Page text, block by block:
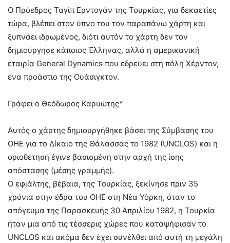
Ο Πρόεδρος Ταγίπ Ερντογάν της Τουρκίας, για δεκαετίες
τώρα, βλέπει στον ύπνο του τον παραπάνω χάρτη και
ξυπνάει ιδρωμένος, διότι αυτόν το χάρτη δεν τον
δημιούργησε κάποιος Έλληνας, αλλά η αμερικανική
εταιρία General Dynamics που εδρεύει στη πόλη Χέρντον,
ένα προάστιο της Ουάσιγκτον.
Γράφει ο Θεόδωρος Καρυώτης*
Αυτός ο χάρτης δημιουργήθηκε βάσει της Σύμβασης του
ΟΗΕ για το Δίκαιο της Θάλασσας το 1982 (UNCLOS) και η
οριοθέτηση έγινε βασισμένη στην αρχή της ίσης
απόστασης (μέσης γραμμής).
Ο εφιάλτης, βέβαια, της Τουρκίας, ξεκίνησε πριν 35
χρόνια στην έδρα του ΟΗΕ στη Νέα Υόρκη, όταν το
απόγευμα της Παρασκευής 30 Απριλίου 1982, η Τουρκία
ήταν μια από τις τέσσερις χώρες που καταψήφισαν το
UNCLOS και ακόμα δεν έχει συνέλθει από αυτή τη μεγάλη